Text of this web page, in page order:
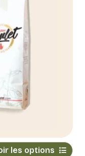
les options